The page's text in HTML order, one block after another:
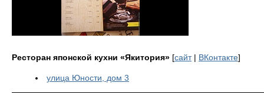
Ресторан японской кухни «Якитория» [сайт| ВКонтакте]
улица Юности, дом 3